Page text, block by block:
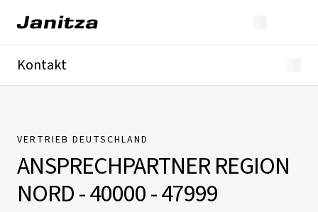
Kontakt
Presse
VERTRIEB DEUTSCHLAND
ANSPRECHPARTNERREGION
NORD - 40000 - 47999